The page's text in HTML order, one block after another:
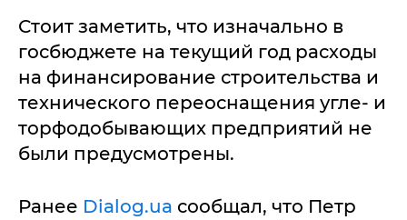
Стоит заметить, что изначально в
госбюджете на текущий год расходы
на финансирование строительства и
технического переоснащения угле- и
торфодобывающих предприятий не
были предусмотрены.
Ранее Dialog.ua сообщал, что Петр